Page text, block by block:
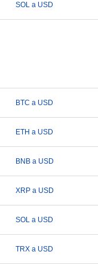
SOL a USD
BTC a USD
ETH a USD
BNB a USD
XRP a USD
SOL a USD
TRX a USD